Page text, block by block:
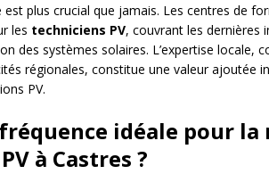
plus crucial que jamais. Les centres de
les techniciens PV, couvrant les dernières
des systèmes solaires. L’expertise locale,
régionales, constitue une valeur ajoutée
PV.
idéale pour la
à Castres ?